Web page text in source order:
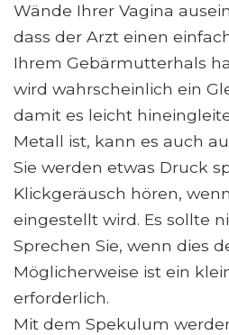
Wände Ihrer Vagina
dass der Arzt einen
Ihrem Gebärmutterhals
wird wahrscheinlich ein
damit es leicht
Metall ist, kann es auch
Sie werden etwas Druck
Klickgeräusch hören,
eingestellt wird. Es sollte
Sprechen Sie, wenn dies
Möglicherweise ist ein
erforderlich.
Mit dem Spekulum